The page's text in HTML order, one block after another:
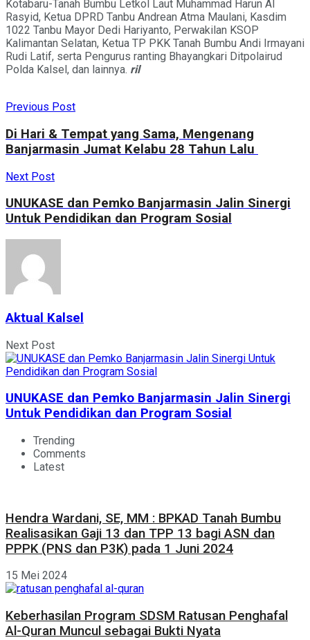
Kotabaru-Tanah Bumbu Letkol Laut Muhammad Harun Al
Rasyid, Ketua DPRD Tanbu Andrean Atma Maulani, Kasdim
1022 Tanbu Mayor Dedi Hariyanto, Perwakilan KSOP
Kalimantan Selatan, Ketua TP PKK Tanah Bumbu Andi Irmayani
Rudi Latif, serta Pengurus ranting Bhayangkari Ditpolairud
Polda Kalsel, dan lainnya. ril
Previous Post
Di Hari & Tempat yang Sama, Mengenang
Banjarmasin Jumat Kelabu 28 Tahun Lalu
Next Post
UNUKASE dan Pemko Banjarmasin Jalin Sinergi
Untuk Pendidikan dan Program Sosial
Aktual Kalsel
Next Post
UNUKASE dan Pemko Banjarmasin Jalin Sinergi
Untuk Pendidikan dan Program Sosial
Trending
Comments
Latest
Hendra Wardani, SE, MM : BPKAD Tanah Bumbu
Realisasikan Gaji 13 dan TPP 13 bagi ASN dan
PPPK (PNS dan P3K) pada 1 Juni 2024
15 Mei 2024
Keberhasilan Program SDSM Ratusan Penghafal
Al-Quran Muncul sebagai Bukti Nyata